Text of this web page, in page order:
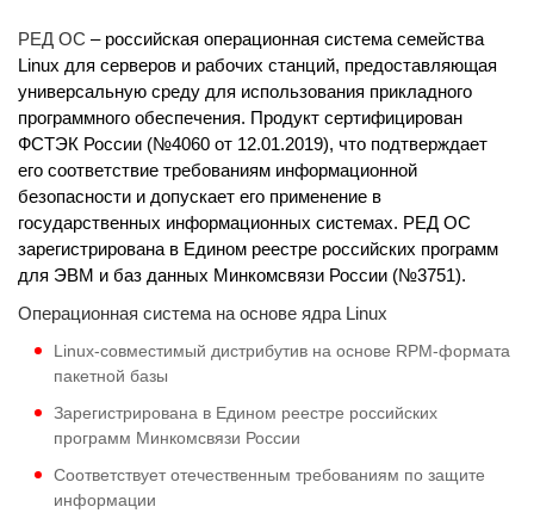
РЕД ОС – российская операционная система семейства
Linux для серверов и рабочих станций, предоставляющая
универсальную среду для использования прикладного
программного обеспечения. Продукт сертифицирован
ФСТЭК России (№4060 от 12.01.2019), что подтверждает
его соответствие требованиям информационной
безопасности и допускает его применение в
государственных информационных системах. РЕД ОС
зарегистрирована в Едином реестре российских программ
для ЭВМ и баз данных Минкомсвязи России (№3751).
Операционная система на основе ядра Linux
Linux-совместимый дистрибутив на основе RPM-формата
пакетной базы
Зарегистрирована в Едином реестре российских
программ Минкомсвязи России
Соответствует отечественным требованиям по защите
информации